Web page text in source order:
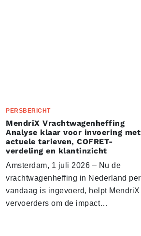
PERSBERICHT
MendriX Vrachtwagenheffing
Analyse klaar voor invoering met
actuele tarieven, COFRET-
verdeling en klantinzicht
Amsterdam, 1 juli 2026 – Nu de
vrachtwagenheffing in Nederland per
vandaag is ingevoerd, helpt MendriX
vervoerders om de impact…